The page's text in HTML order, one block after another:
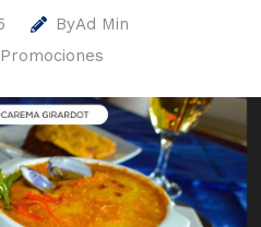
ByAd Min
Promociones